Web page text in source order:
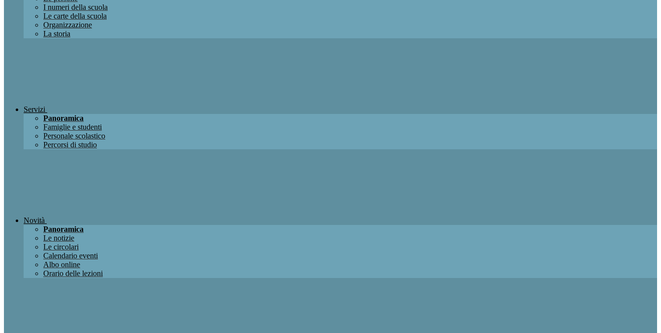
I numeri della scuola
Le carte della scuola
Organizzazione
La storia
Servizi
Panoramica
Famiglie e studenti
Personale scolastico
Percorsi di studio
Novità
Panoramica
Le notizie
Le circolari
Calendario eventi
Albo online
Orario delle lezioni